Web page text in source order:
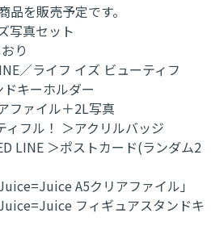
を販売予定です。
写真セット
り
／ライフ イズ ビューティフ
キーホルダー
ファイル＋2L写真
フル！ ＞アクリルバッジ
LINE ＞ポストカード(ランダム2
A5クリアファイル」
フィギュアスタンドキ